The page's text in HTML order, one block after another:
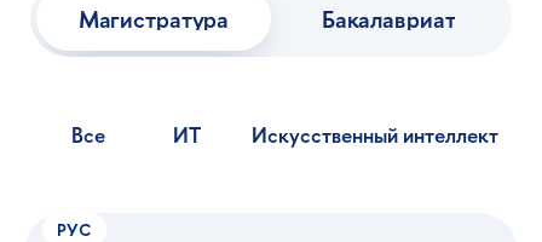
Все ИТ Искусственный интеллект Аналитика
РУС